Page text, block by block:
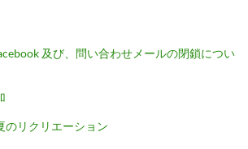
及び、問い合わせメールの閉鎖につい
のリクリエーション